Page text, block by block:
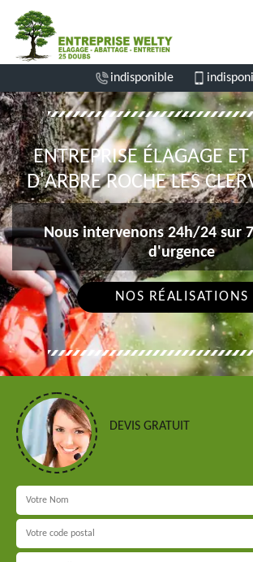
indisponible
ENTREPRISE ÉLAGAGE
D'ARBRE ROCHE LES
Nous intervenons 24h/24 sur
d'urgence
NOS RÉALISATIONS
DEVIS GRATUIT